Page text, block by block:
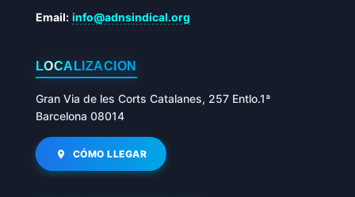
Email: info@adnsindical.org
LOCALIZACIÓN
Gran Via de les Corts Catalanes, 257 Entlo.1ª
Barcelona 08014
CÓMO LLEGAR